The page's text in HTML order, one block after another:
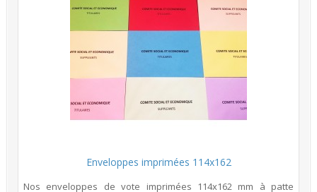
Enveloppes imprimées 114x162
Nos enveloppes de vote imprimées 114x162 mm à patte